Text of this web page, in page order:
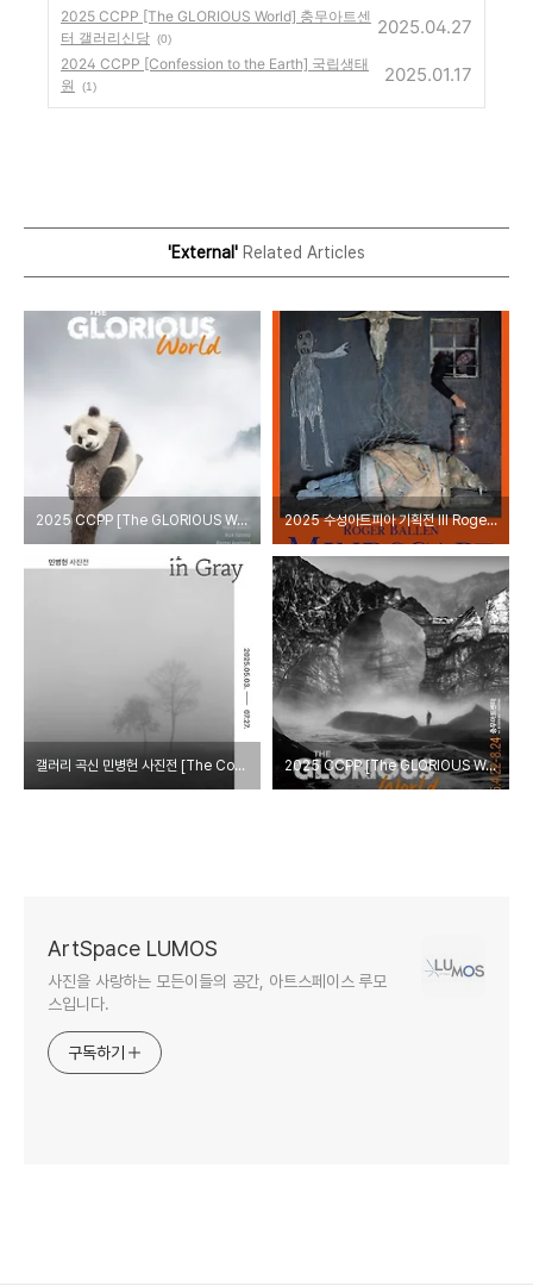
2025 CCPP [The GLORIOUS World] 충무아트센
터 갤러리신당 (0)
2025.04.27
2024 CCPP [Confession to the Earth] 국립생태
원
(1)
2025.01.17
'External' Related Articles
2025 CCPP [The GLORIOUS World] 국립생태원 2025 수성아트피아 기획전 Ⅲ Roger Ballen MINDSCAPE
갤러리 곡신 민병헌 사진전 [The Contemplation in Gray] 2025 CCPP [The GLORIOUS World] 충무아트센터 갤러리신당
ArtSpace LUMOS
사진을 사랑하는 모든이들의 공간, 아트스페이스 루모
스입니다.
구독하기